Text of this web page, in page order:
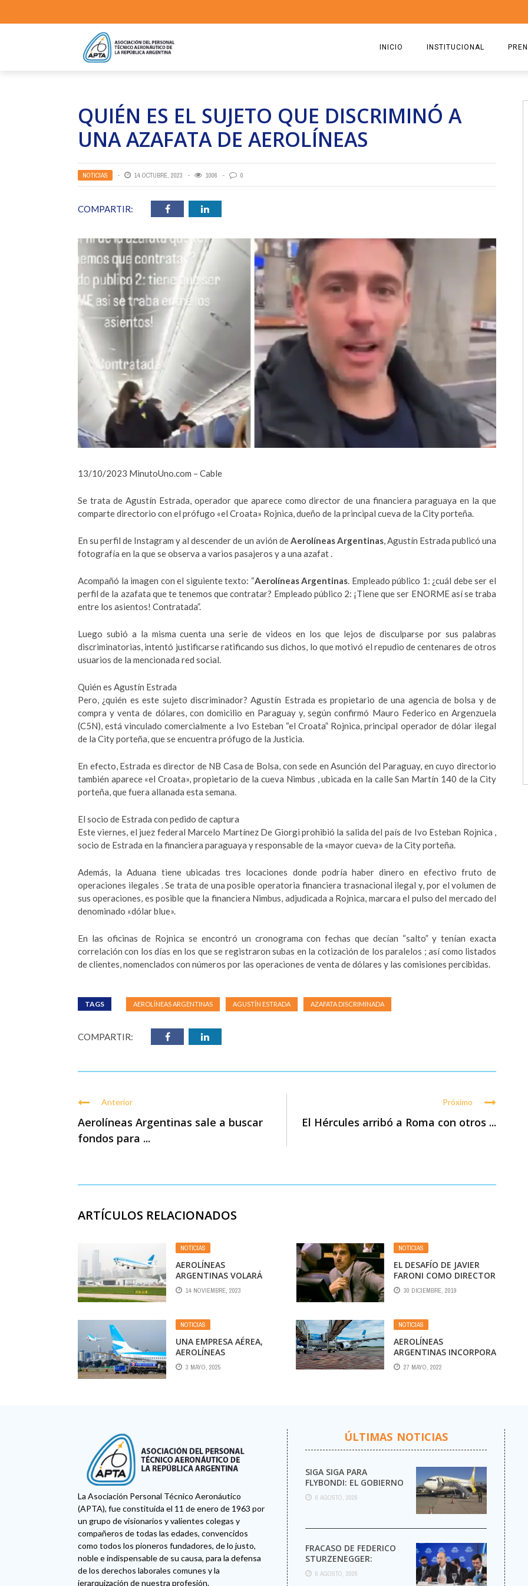
INICIO INSTITUCIONAL
ESTATUTO
RICARDO CIRIELLI
QUIÉN ES EL SUJETO QUE DISCRIMINÓ A
UNA AZAFATA DE AEROLÍNEAS
NOTICIAS 14 OCTUBRE, 2023 1006 0
COMPARTIR:
13/10/2023 MinutoUno.com – Cable
Se trata de Agustín Estrada, operador que aparece como director de una financiera paraguaya en la que
comparte directorio con el prófugo «el Croata» Rojnica, dueño de la principal cueva de la City porteña.
En su perfil de Instagram y al descender de un avión deAerolíneas Argentinas, Agustín Estrada publicó una
fotografía en la que se observa a varios pasajeros y a una azafat .
Acompañó la imagen con el siguiente texto: “Aerolíneas Argentinas. Empleado público 1: ¿cuál debe ser el
perfil de la azafata que te tenemos que contratar? Empleado público 2: ¡Tiene que ser ENORME así se traba
entre los asientos! Contratada”.
Luego subió a la misma cuenta una serie de videos en los que lejos de disculparse por sus palabras
discriminatorias, intentó justificarse ratificando sus dichos, lo que motivó el repudio de centenares de otros
usuarios de la mencionada red social.
Quién es Agustín Estrada
Pero, ¿quién es este sujeto discriminador? Agustín Estrada es propietario de una agencia de bolsa y de
compra y venta de dólares, con domicilio en Paraguay y, según confirmó Mauro Federico en Argenzuela
(C5N), está vinculado comercialmente a Ivo Esteban “el Croata” Rojnica, principal operador de dólar ilegal
de la City porteña, que se encuentra prófugo de la Justicia.
En efecto, Estrada es director de NB Casa de Bolsa, con sede en Asunción del Paraguay, en cuyo directorio
también aparece «el Croata», propietario de la cueva Nimbus , ubicada en la calle San Martín 140 de la City
porteña, que fuera allanada esta semana.
El socio de Estrada con pedido de captura
Este viernes, el juez federal Marcelo Martínez De Giorgi prohibió la salida del país de Ivo Esteban Rojnica ,
socio de Estrada en la financiera paraguaya y responsable de la «mayor cueva» de la City porteña.
Además, la Aduana tiene ubicadas tres locaciones donde podría haber dinero en efectivo fruto de
operaciones ilegales . Se trata de una posible operatoria financiera trasnacional ilegal y, por el volumen de
sus operaciones, es posible que la financiera Nimbus, adjudicada a Rojnica, marcara el pulso del mercado del
denominado «dólar blue».
En las oficinas de Rojnica se encontró un cronograma con fechas que decían “salto” y tenían exacta
correlación con los días en los que se registraron subas en la cotización de los paralelos ; así como listados
de clientes, nomenclados con números por las operaciones de venta de dólares y las comisiones percibidas.
TAGS AEROLÍNEAS ARGENTINAS AGUSTÍN ESTRADA AZAFATA DISCRIMINADA
COMPARTIR:
Anterior
Aerolíneas Argentinas sale a buscar
fondos para ...
Próximo
El Hércules arribó a Roma con otros ...
ARTÍCULOS RELACIONADOS
NOTICIAS
AEROLÍNEAS
ARGENTINAS VOLARÁ
ENTRE CÓRDOBA Y
ASUNCIÓN
14 NOVIEMBRE, 2023
NOTICIAS
EL DESAFÍO DE JAVIER
FARONI COMO DIRECTOR
DE AEROLÍNEAS
ARGENTINAS
30 DICIEMBRE, 2019
NOTICIAS
UNA EMPRESA AÉREA,
AEROLÍNEAS
ARGENTINAS. UN FINDE
XXL, 202.857 PASAJEROS.
3 MAYO, 2025
NOTICIAS
AEROLÍNEAS
ARGENTINAS INCORPORA
DOS NUEVOS BOEING
737 MAX
27 MAYO, 2022
La Asociación Personal Técnico Aeronáutico
(APTA), fue constituida el 11 de enero de 1963 por
un grupo de visionarios y valientes colegas y
compañeros de todas las edades, convencidos
como todos los pioneros fundadores, de lo justo,
noble e indispensable de su causa, para la defensa
de los derechos laborales comunes y la
jerarquización de nuestra profesión.
ÚLTIMAS NOTICIAS
SIGA SIGA PARA
FLYBONDI: EL GOBIERNO
AUTORIZÓ LA VENTA DE
MÁS PASAJES
6 AGOSTO, 2026
FRACASO DE FEDERICO
STURZENEGGER:
6 AGOSTO, 2026